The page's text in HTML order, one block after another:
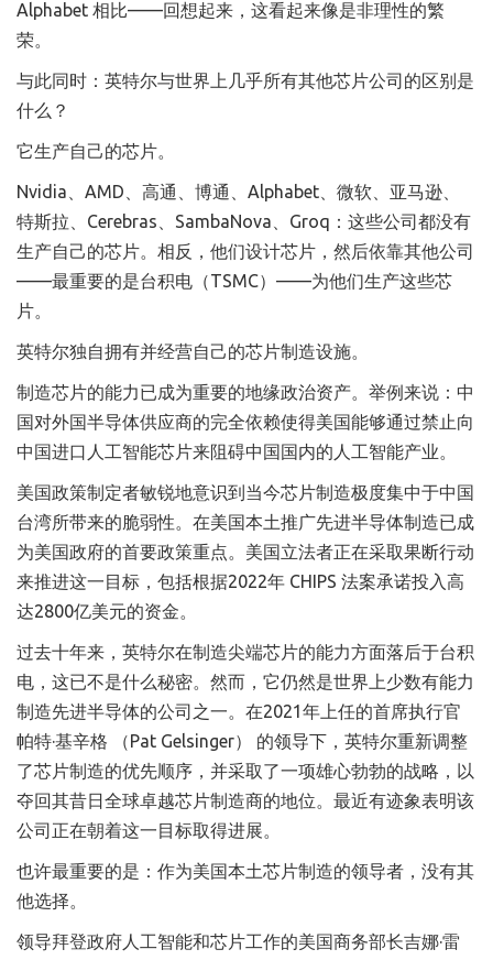
Alphabet 相比——回想起来，这看起来像是非理性的繁
荣。
与此同时：英特尔与世界上几乎所有其他芯片公司的区别是
什么？
它生产自己的芯片。
Nvidia、AMD、高通、博通、Alphabet、微软、亚马逊、
特斯拉、Cerebras、SambaNova、Groq：这些公司都没有
生产自己的芯片。相反，他们设计芯片，然后依靠其他公司
——最重要的是台积电（TSMC）——为他们生产这些芯
片。
英特尔独自拥有并经营自己的芯片制造设施。
制造芯片的能力已成为重要的地缘政治资产。举例来说：中
国对外国半导体供应商的完全依赖使得美国能够通过禁止向
中国进口人工智能芯片来阻碍中国国内的人工智能产业。
美国政策制定者敏锐地意识到当今芯片制造极度集中于中国
台湾所带来的脆弱性。在美国本土推广先进半导体制造已成
为美国政府的首要政策重点。美国立法者正在采取果断行动
来推进这一目标，包括根据2022年 CHIPS 法案承诺投入高
达2800亿美元的资金。
过去十年来，英特尔在制造尖端芯片的能力方面落后于台积
电，这已不是什么秘密。然而，它仍然是世界上少数有能力
制造先进半导体的公司之一。在2021年上任的首席执行官
帕特·基辛格 （Pat Gelsinger） 的领导下，英特尔重新调整
了芯片制造的优先顺序，并采取了一项雄心勃勃的战略，以
夺回其昔日全球卓越芯片制造商的地位。最近有迹象表明该
公司正在朝着这一目标取得进展。
也许最重要的是：作为美国本土芯片制造的领导者，没有其
他选择。
领导拜登政府人工智能和芯片工作的美国商务部长吉娜·雷